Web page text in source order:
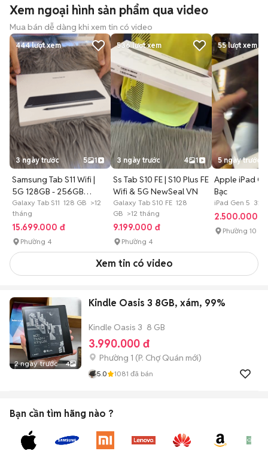
Xem ngoại hình sản phẩm qua video
Mua bán dễ dàng khi xem tin có video
444lượt xem
3 ngày trước 5 1
Samsung Tab S11 Wifi |
5G 128GB - 256GB
NewSeal VN
Galaxy Tab S11 128 GB >12
tháng
15.699.000 đ
Phường 4
536lượt xem
3 ngày trước 4 1
Ss Tab S10 FE | S10 Plus FE
Wifi & 5G NewSeal VN
Galaxy Tab S10 FE 128
GB >12 tháng
9.199.000 đ
Phường 4
55lượt xem
5 ngày trước
Apple iPad
Bạc
iPad Gen 5 32
2.500.000 đ
Phường 10
Xem tin có video
2 ngày trước 4
Kindle Oasis 3 8GB, xám, 99%
Kindle Oasis 3 8 GB
3.990.000 đ
Phường 1 (P. Chợ Quán mới)
5.0 1081 đã bán
Bạn cần tìm hãng nào ?